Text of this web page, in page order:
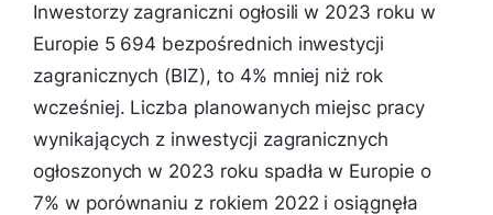
Inwestorzy zagraniczni ogłosili w 2023 roku w
Europie 5 694 bezpośrednich inwestycji
zagranicznych (BIZ), to 4% mniej niż rok
wcześniej. Liczba planowanych miejsc pracy
wynikających z inwestycji zagranicznych
ogłoszonych w 2023 roku spadła w Europie o
7% w porównaniu z rokiem 2022 i osiągnęła